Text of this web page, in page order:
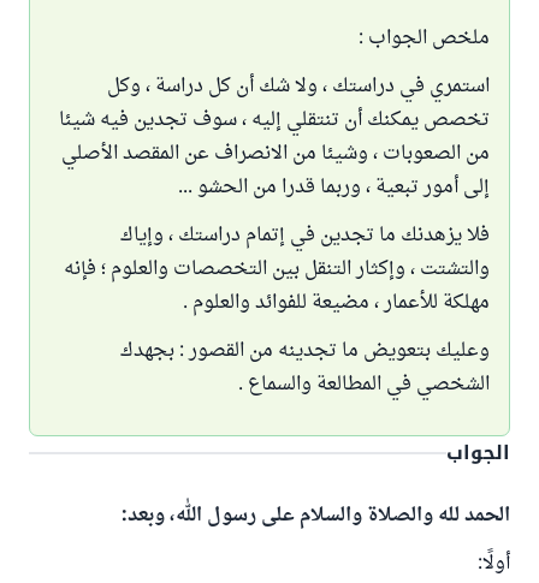
ملخص الجواب :
استمري في دراستك ، ولا شك أن كل دراسة ، وكل
تخصص يمكنك أن تنتقلي إليه ، سوف تجدين فيه شيئا
من الصعوبات ، وشيئا من الانصراف عن المقصد الأصلي
إلى أمور تبعية ، وربما قدرا من الحشو ...
فلا يزهدنك ما تجدين في إتمام دراستك ، وإياك
والتشتت ، وإكثار التنقل بين التخصصات والعلوم ؛ فإنه
مهلكة للأعمار ، مضيعة للفوائد والعلوم .
وعليك بتعويض ما تجدينه من القصور : بجهدك
الشخصي في المطالعة والسماع .
الجواب
الحمد لله والصلاة والسلام على رسول الله، وبعد:
أولًا: